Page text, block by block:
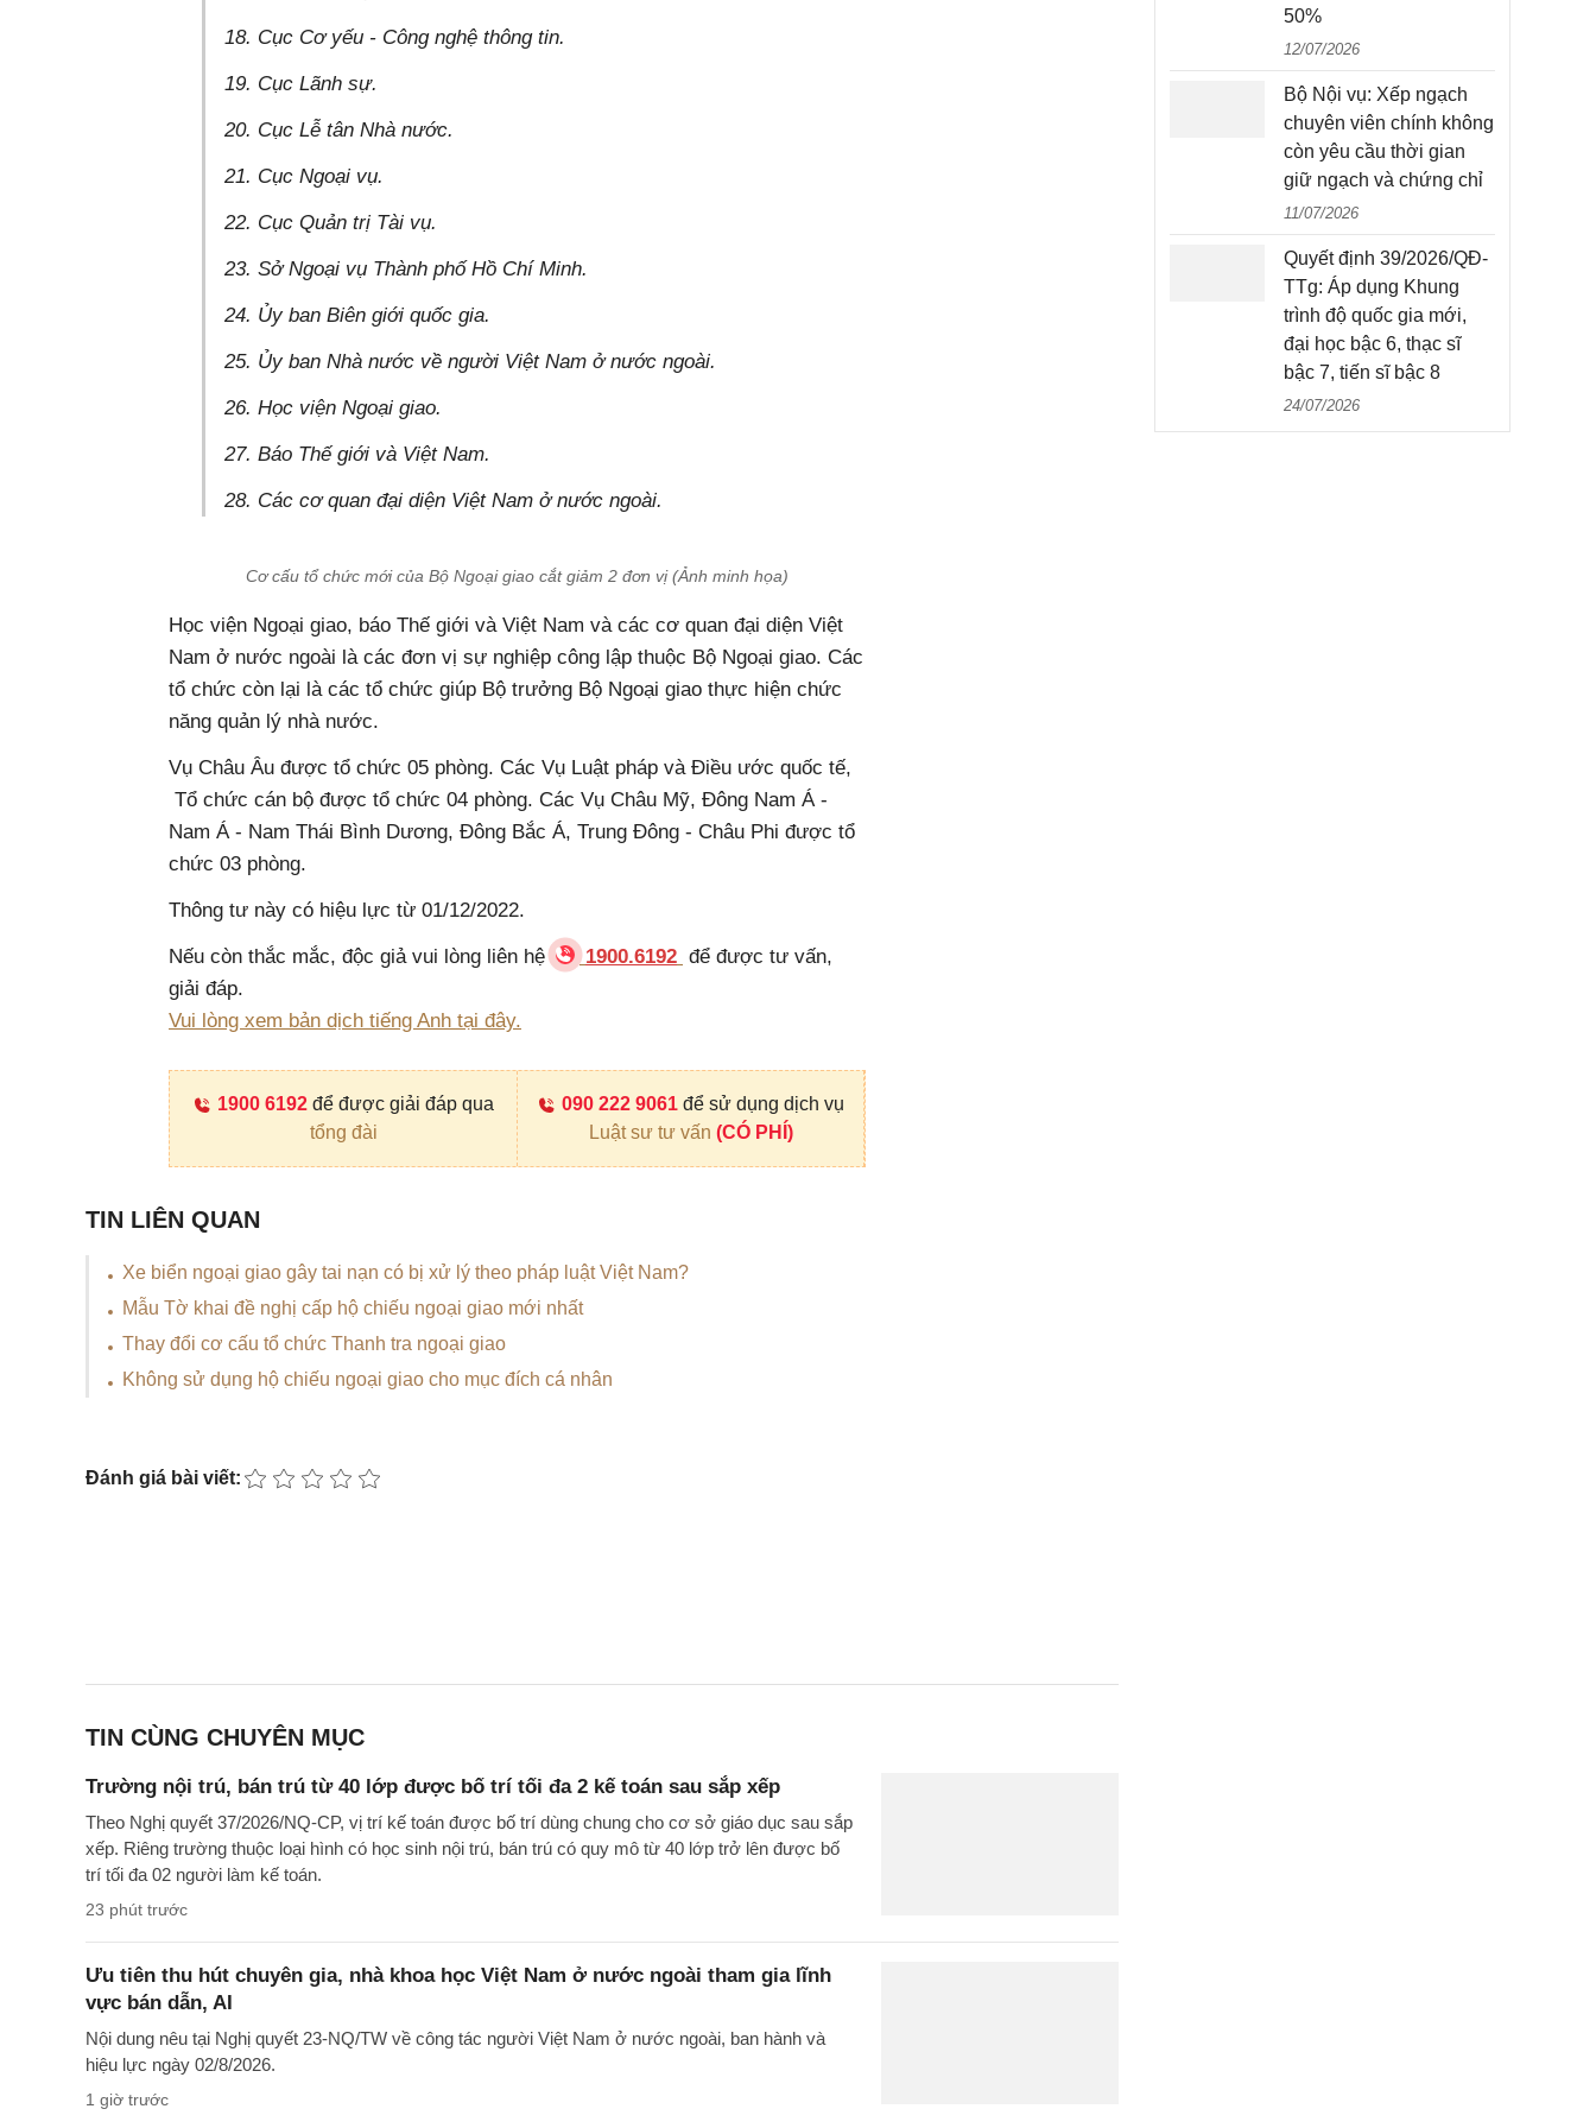
18. Cục Cơ yếu - Công nghệ thông tin.
19. Cục Lãnh sự.
20. Cục Lễ tân Nhà nước.
21. Cục Ngoại vụ.
22. Cục Quản trị Tài vụ.
23. Sở Ngoại vụ Thành phố Hồ Chí Minh.
24. Ủy ban Biên giới quốc gia.
25. Ủy ban Nhà nước về người Việt Nam ở nước ngoài.
26. Học viện Ngoại giao.
27. Báo Thế giới và Việt Nam.
28. Các cơ quan đại diện Việt Nam ở nước ngoài.
Cơ cấu tổ chức mới của Bộ Ngoại giao cắt giảm 2 đơn vị (Ảnh minh họa)
Học viện Ngoại giao, báo Thế giới và Việt Nam và các cơ quan đại diện Việt
Nam ở nước ngoài là các đơn vị sự nghiệp công lập thuộc Bộ Ngoại giao. Các
tổ chức còn lại là các tổ chức giúp Bộ trưởng Bộ Ngoại giao thực hiện chức
năng quản lý nhà nước.
Vụ Châu Âu được tổ chức 05 phòng. Các Vụ Luật pháp và Điều ước quốc tế,
Tổ chức cán bộ được tổ chức 04 phòng. Các Vụ Châu Mỹ, Đông Nam Á -
Nam Á - Nam Thái Bình Dương, Đông Bắc Á, Trung Đông - Châu Phi được tổ
chức 03 phòng.
Thông tư này có hiệu lực từ 01/12/2022.
Nếu còn thắc mắc, độc giả vui lòng liên hệ 1900.6192 để được tư vấn,
giải đáp.
Vui lòng xem bản dịch tiếng Anh tại đây.
1900 6192 để được giải đáp qua
tổng đài
090 222 9061 để sử dụng dịch vụ
Luật sư tư vấn (CÓ PHÍ)
TIN LIÊN QUAN
Xe biển ngoại giao gây tai nạn có bị xử lý theo pháp luật Việt Nam?
Mẫu Tờ khai đề nghị cấp hộ chiếu ngoại giao mới nhất
Thay đổi cơ cấu tổ chức Thanh tra ngoại giao
Không sử dụng hộ chiếu ngoại giao cho mục đích cá nhân
Đánh giá bài viết:
TIN CÙNG CHUYÊN MỤC
Trường nội trú, bán trú từ 40 lớp được bố trí tối đa 2 kế toán sau sắp xếp
Theo Nghị quyết 37/2026/NQ-CP, vị trí kế toán được bố trí dùng chung cho cơ sở giáo dục sau sắp
xếp. Riêng trường thuộc loại hình có học sinh nội trú, bán trú có quy mô từ 40 lớp trở lên được bố
trí tối đa 02 người làm kế toán.
23 phút trước
Ưu tiên thu hút chuyên gia, nhà khoa học Việt Nam ở nước ngoài tham gia lĩnh
vực bán dẫn, AI
Nội dung nêu tại Nghị quyết 23-NQ/TW về công tác người Việt Nam ở nước ngoài, ban hành và
hiệu lực ngày 02/8/2026.
1 giờ trước
50%
12/07/2026
Bộ Nội vụ: Xếp ngạch
chuyên viên chính không
còn yêu cầu thời gian
giữ ngạch và chứng chỉ
11/07/2026
Quyết định 39/2026/QĐ-
TTg: Áp dụng Khung
trình độ quốc gia mới,
đại học bậc 6, thạc sĩ
bậc 7, tiến sĩ bậc 8
24/07/2026